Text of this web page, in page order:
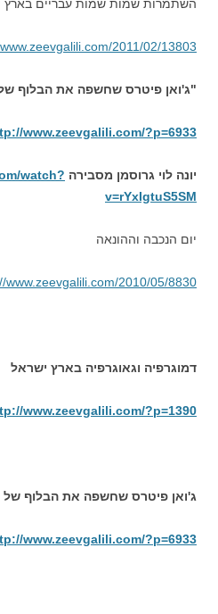
השתמרות שמות שמות עבריים בארץ
2011/02/13803
"ג'ואן פיטרס שחשפה את הבלוף
www.zeevgalili.com/?p=6933
יונה לוי גרוסמן מסבירה watch?
v=rYxIgtuS5SM
יום הנכבה וההונאה
www.zeevgalili.com/2010/05/8830
דמוגרפיה וגאוגרפיה בארץ ישראל
www.zeevgalili.com/?p=1390
ג'ואן פיטרס שחשפה את הבלוף של
www.zeevgalili.com/?p=6933